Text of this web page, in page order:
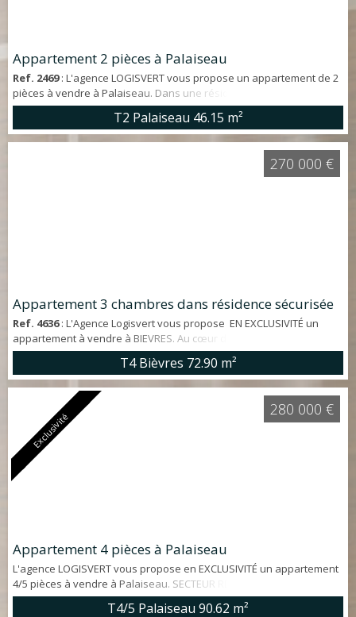
Appartement 2 pièces à Palaiseau
Ref. 2469: L'agence LOGISVERT vous propose un appartement de 2
pièces à vendre à Palaiseau. Dans une résidence récente de
standing, idéalement situé au premier étage avec ASCENSEUR,
deux pièces d'environ 46m² offrant : entrée, salle de bains avec wc,
séjour avec cuisine ouverte donnant sur une TERRASSE. Un DOUBLE
emplacement de parking en SOUS-SOL complète ce bien. POCHE
T2 Palaiseau 46.15 m²
Appartement 3 chambres dans résidence sécurisée
Ref. 4636: L'Agence Logisvert vous propose EN EXCLUSIVITÉ un
appartement à vendre à BIEVRES. Au cœur d'une résidence
familiale sécurisée, au 1er étage, appartement 4 pièces d'env. 72.90
m² en très bon état général, avec cave et emplacement de parking.
* Emplacement - A moins de 10' à pied du centre ville, commerces et
écoles - Gare Ligne V à 3' - Parc Ratel avec gymnase, ferme
pédagogique, c...
T4 Bièvres 72.90 m²
270 000 €
Exclusivité
Appartement 4 pièces à Palaiseau
L'agence LOGISVERT vous propose en EXCLUSIVITÉ un appartement
4/5 pièces à vendre à Palaiseau. SECTEUR RECHERCHÉ. Situé au
4ème et DERNIER ÉTAGE avec ASCENSEUR, appartement LUMINEUX
en BON ÉTAT GÉNÉRAL d'environ 91 m² offrant : entrée, belle cuisine
T4/5 Palaiseau 90.62 m²
280 000 €